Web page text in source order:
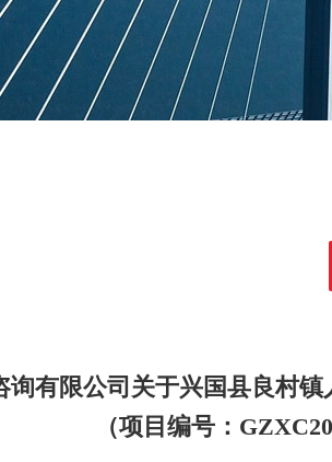
有限公司关于兴国县良村
（项目编号：